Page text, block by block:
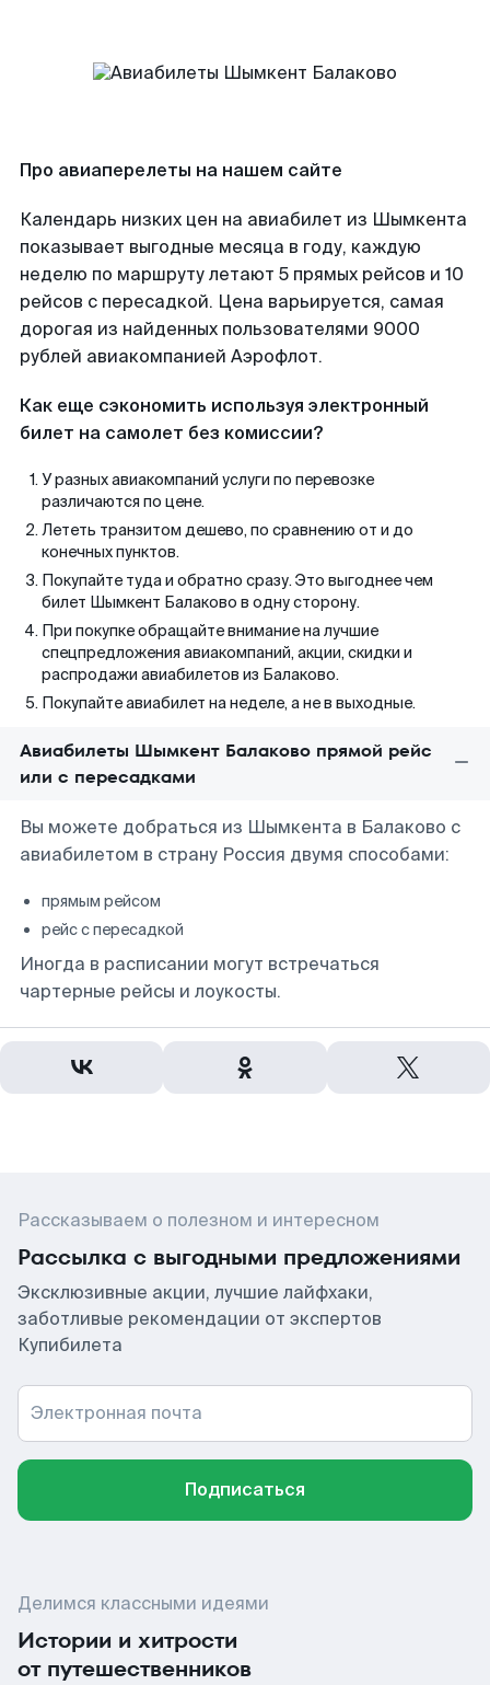
Про авиаперелеты на нашем сайте
Календарь низких цен на авиабилет из Шымкента
показывает выгодные месяца в году, каждую
неделю по маршруту летают 5 прямых рейсов и 10
рейсов с пересадкой. Цена варьируется, самая
дорогая из найденных пользователями 9000
рублей авиакомпанией Аэрофлот.
Как еще сэкономить используя электронный
билет на самолет без комиссии?
У разных авиакомпаний услуги по перевозке
различаются по цене.
Лететь транзитом дешево, по сравнению от и до
конечных пунктов.
Покупайте туда и обратно сразу. Это выгоднее чем
билет Шымкент Балаково в одну сторону.
При покупке обращайте внимание на лучшие
спецпредложения авиакомпаний, акции, скидки и
распродажи авиабилетов из Балаково.
Покупайте авиабилет на неделе, а не в выходные.
Авиабилеты Шымкент Балаково прямой рейс
или с пересадками
Вы можете добраться из Шымкента в Балаково с
авиабилетом в страну Россия двумя способами:
прямым рейсом
рейс с пересадкой
Иногда в расписании могут встречаться
чартерные рейсы и лоукосты.
Рассказываем о полезном и интересном
Рассылка с выгодными предложениями
Эксклюзивные акции, лучшие лайфхаки,
заботливые рекомендации от экспертов
Купибилета
Электронная почта
Подписаться
Делимся классными идеями
Истории и хитрости
от путешественников